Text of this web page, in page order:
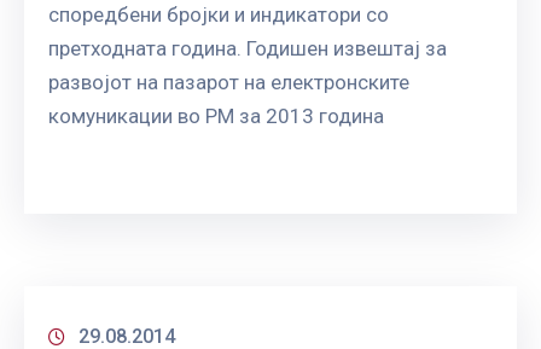
споредбени бројки и индикатори со
претходната година. Годишен извештај за
развојот на пазарот на електронските
комуникации во РМ за 2013 година
29.08.2014